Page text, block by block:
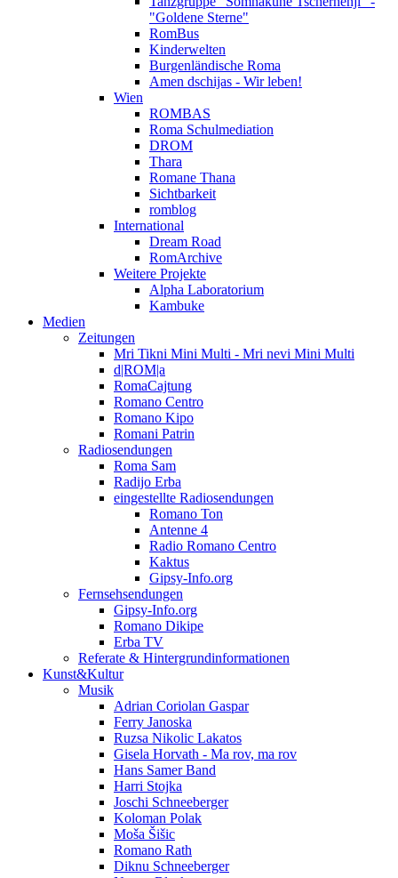
"Goldene Sterne"
RomBus
Kinderwelten
Burgenländische Roma
Amen dschijas - Wir leben!
Wien
ROMBAS
Roma Schulmediation
DROM
Thara
Romane Thana
Sichtbarkeit
romblog
International
Dream Road
RomArchive
Weitere Projekte
Alpha Laboratorium
Kambuke
Medien
Zeitungen
Mri Tikni Mini Multi - Mri nevi Mini Multi
d|ROM|a
RomaCajtung
Romano Centro
Romano Kipo
Romani Patrin
Radiosendungen
Roma Sam
Radijo Erba
eingestellte Radiosendungen
Romano Ton
Antenne 4
Radio Romano Centro
Kaktus
Gipsy-Info.org
Fernsehsendungen
Gipsy-Info.org
Romano Dikipe
Erba TV
Referate & Hintergrundinformationen
Kunst&Kultur
Musik
Adrian Coriolan Gaspar
Ferry Janoska
Ruzsa Nikolic Lakatos
Gisela Horvath - Ma rov, ma rov
Hans Samer Band
Harri Stojka
Joschi Schneeberger
Koloman Polak
Moša Šišic
Romano Rath
Diknu Schneeberger